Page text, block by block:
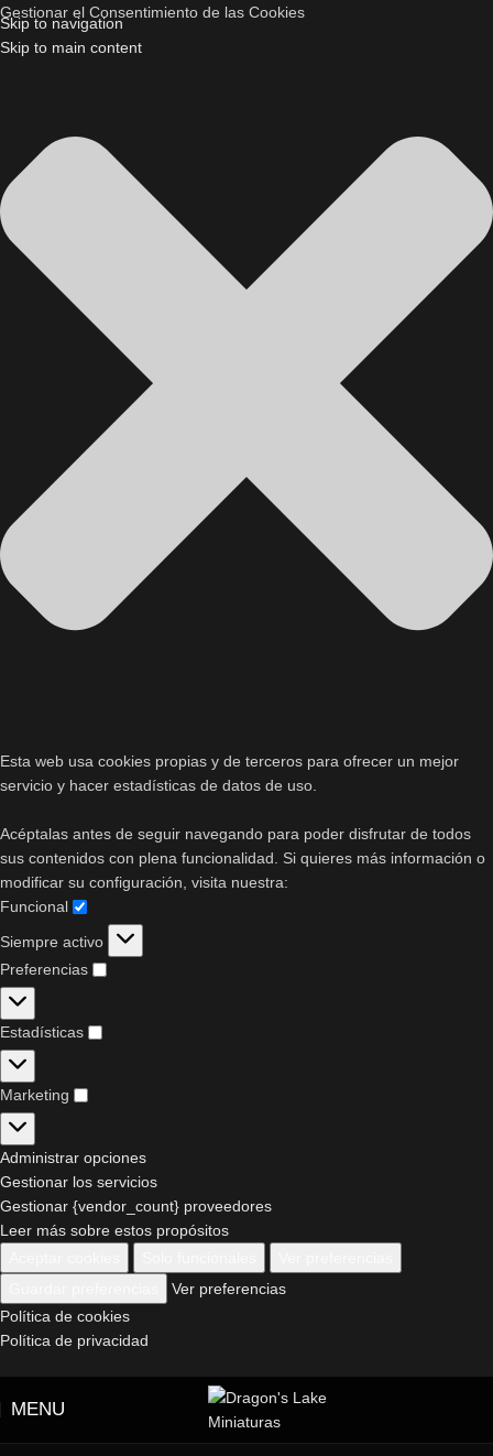
Gestionar el Consentimiento de las Cookies
Esta web usa cookies propias y de terceros para ofrecer un mejor
servicio y hacer estadísticas de datos de uso.
Acéptalas antes de seguir navegando para poder disfrutar de todos
sus contenidos con plena funcionalidad. Si quieres más información o
modificar su configuración, visita nuestra:
Funcional
Siempre activo
Preferencias
Estadísticas
Marketing
Administrar opciones
Gestionar los servicios
Gestionar {vendor_count} proveedores
Leer más sobre estos propósitos
Ver preferencias
Política de cookies
Política de privacidad
Skip to navigation
Skip to main content
MENU